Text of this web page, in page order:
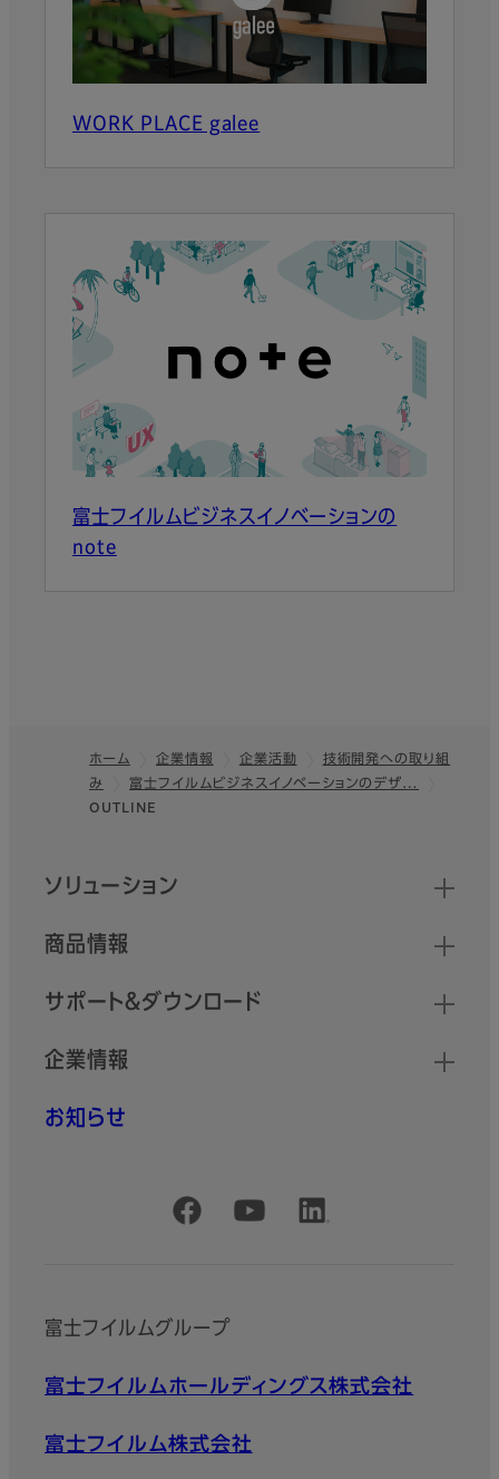
WORK PLACE galee
富士フイルムビジネスイノベーションの
note
フッター
ホーム 企業情報 企業活動
技術開発への取り組
み
富士フイルムビジネスイノベーションのデザ…
OUTLINE
クイックリンク
ソリューション
商品情報
サポート＆ダウンロード
企業情報
お知らせ
公式SNSアカウント
富士フイルムグループ
富士フイルムホールディングス株式会社
富士フイルム株式会社